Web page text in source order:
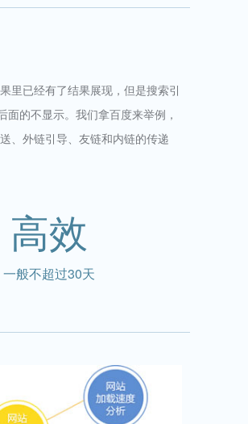
里已经有了结果展现，但是搜索引
的不显示。我们拿百度来举例，
、外链引导、友链和内链的传递
高效
一般不超过30天